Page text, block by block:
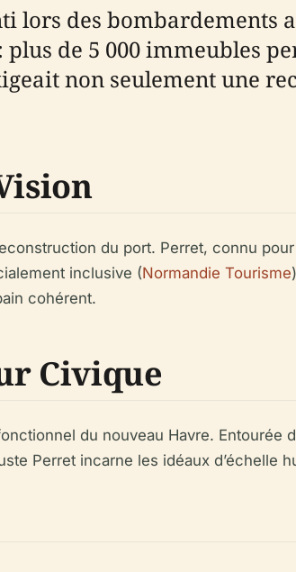
lors des bombardements
de 5 000 immeubles
non seulement une
du port. Perret, connu
inclusive (Normandie Tourisme
cohérent.
Civique
du nouveau Havre. Entourée
Perret incarne les idéaux d’échelle